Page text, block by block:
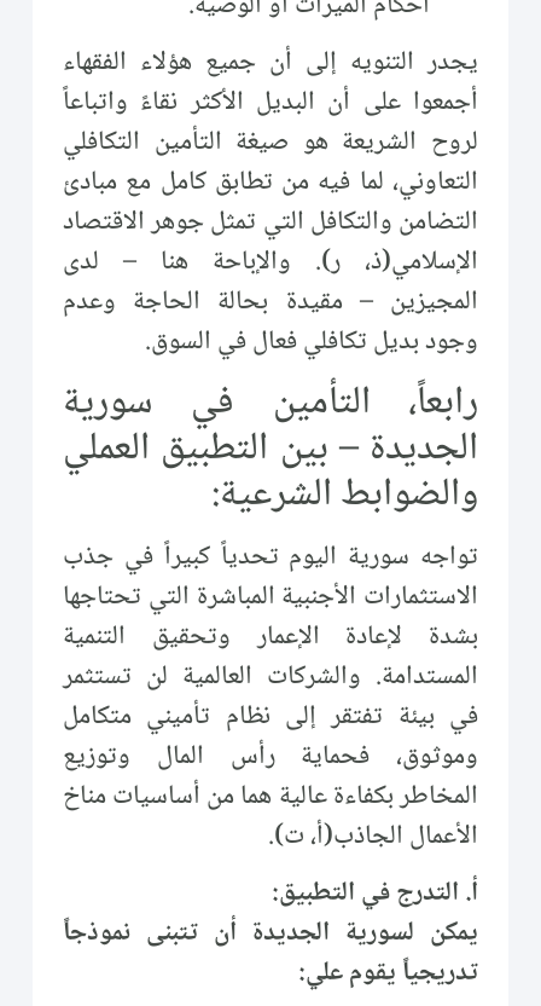
يجدر التنويه إلى أن جميع هؤلاء الفقهاء
أجمعوا على أن البديل الأكثر نقاءً واتباعاً
لروح الشريعة هو صيغة التأمين التكافلي
التعاوني، لما فيه من تطابق كامل مع مبادئ
التضامن والتكافل التي تمثل جوهر الاقتصاد
الإسلامي(ذ، ر). والإباحة هنا – لدى
المجيزين – مقيدة بحالة الحاجة وعدم
وجود بديل تكافلي فعال في السوق.
رابعاً، التأمين في سورية
الجديدة – بين التطبيق العملي
والضوابط الشرعية:
تواجه سورية اليوم تحدياً كبيراً في جذب
الاستثمارات الأجنبية المباشرة التي تحتاجها
بشدة لإعادة الإعمار وتحقيق التنمية
المستدامة. والشركات العالمية لن تستثمر
في بيئة تفتقر إلى نظام تأميني متكامل
وموثوق، فحماية رأس المال وتوزيع
المخاطر بكفاءة عالية هما من أساسيات مناخ
الأعمال الجاذب(أ، ت).
أ. التدرج في التطبيق:
يمكن لسورية الجديدة أن تتبنى نموذجاً
تدريجياً يقوم علي: